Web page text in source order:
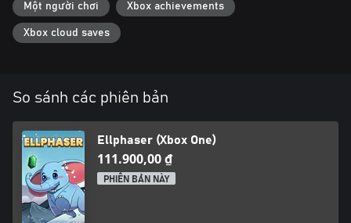
Một người chơi Xbox achievements
Xbox cloud saves
So sánh các phiên bản
Ellphaser (Xbox One)
111.900,00 ₫
PHIÊN BẢN NÀY